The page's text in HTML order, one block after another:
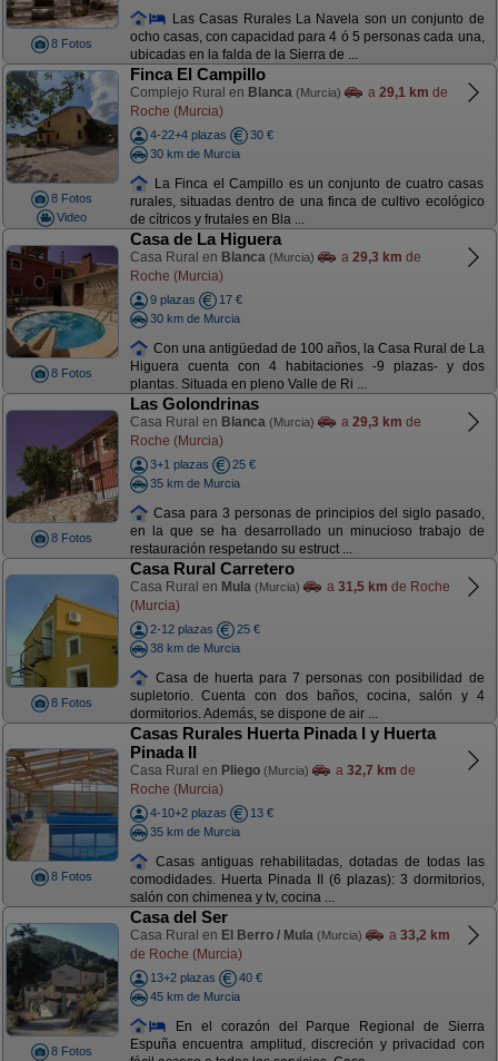
8 Fotos
Las Casas Rurales La Navela son un conjunto de
ocho casas, con capacidad para 4 ó 5 personas cada una,
ubicadas en la falda de la Sierra de ...
8 Fotos
Video
Finca El Campillo
Complejo Rural en Blanca (Murcia) a 29,1 km de
Roche (Murcia)
4-22+4 plazas
30 €
30 km de Murcia
La Finca el Campillo es un conjunto de cuatro casas
rurales, situadas dentro de una finca de cultivo ecológico
de cítricos y frutales en Bla ...
8 Fotos
Casa de La Higuera
Casa Rural en Blanca (Murcia) a 29,3 km de
Roche (Murcia)
9 plazas
17 €
30 km de Murcia
Con una antigüedad de 100 años, la Casa Rural de La
Higuera cuenta con 4 habitaciones -9 plazas- y dos
plantas. Situada en pleno Valle de Ri ...
8 Fotos
Las Golondrinas
Casa Rural en Blanca (Murcia) a 29,3 km de
Roche (Murcia)
3+1 plazas
25 €
35 km de Murcia
Casa para 3 personas de principios del siglo pasado,
en la que se ha desarrollado un minucioso trabajo de
restauración respetando su estruct ...
8 Fotos
Casa Rural Carretero
Casa Rural en Mula (Murcia) a 31,5 km de Roche
(Murcia)
2-12 plazas
25 €
38 km de Murcia
Casa de huerta para 7 personas con posibilidad de
supletorio. Cuenta con dos baños, cocina, salón y 4
dormitorios. Además, se dispone de air ...
8 Fotos
Casas Rurales Huerta Pinada I y Huerta
Pinada II
Casa Rural en Pliego (Murcia) a 32,7 km de
Roche (Murcia)
4-10+2 plazas
13 €
35 km de Murcia
Casas antiguas rehabilitadas, dotadas de todas las
comodidades. Huerta Pinada II (6 plazas): 3 dormitorios,
salón con chimenea y tv, cocina ...
8 Fotos
Casa del Ser
Casa Rural en El Berro / Mula (Murcia) a 33,2 km
de Roche (Murcia)
13+2 plazas
40 €
45 km de Murcia
En el corazón del Parque Regional de Sierra
Espuña encuentra amplitud, discreción y privacidad con